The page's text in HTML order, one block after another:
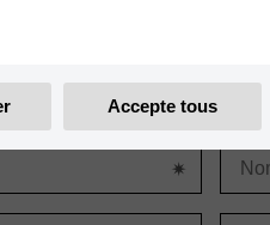
Accepte tous